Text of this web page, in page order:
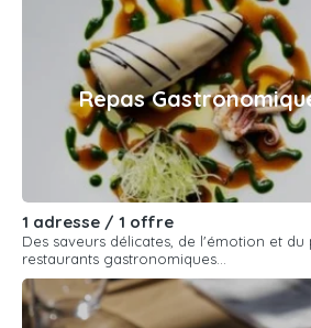
Repas
1 adresse / 1 offre
Des saveurs délicates, de l'émotion et
restaurants gastronomiques...